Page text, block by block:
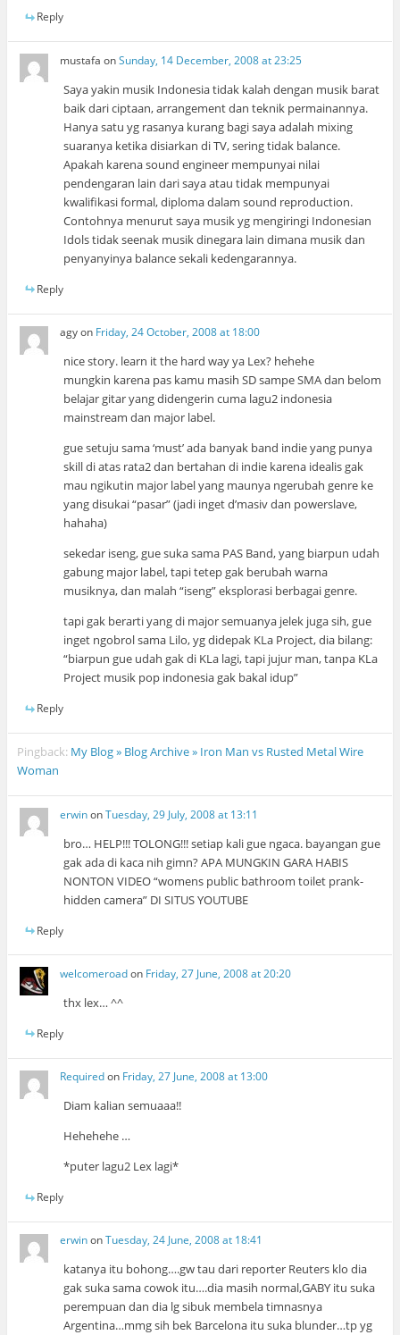
Reply
mustafa onSunday, 14 December, 2008 at 23:25
Saya yakin musik Indonesia tidak kalah dengan musik barat
baik dari ciptaan, arrangement dan teknik permainannya.
Hanya satu yg rasanya kurang bagi saya adalah mixing
suaranya ketika disiarkan di TV, sering tidak balance.
Apakah karena sound engineer mempunyai nilai
pendengaran lain dari saya atau tidak mempunyai
kwalifikasi formal, diploma dalam sound reproduction.
Contohnya menurut saya musik yg mengiringi Indonesian
Idols tidak seenak musik dinegara lain dimana musik dan
penyanyinya balance sekali kedengarannya.
Reply
agyon Friday, 24 October, 2008 at 18:00
nice story. learn it the hard way ya Lex? hehehe
mungkin karena pas kamu masih SD sampe SMA dan belom
belajar gitar yang didengerin cuma lagu2 indonesia
mainstream dan major label.
gue setuju sama ‘must’ ada banyak band indie yang punya
skill di atas rata2 dan bertahan di indie karena idealis gak
mau ngikutin major label yang maunya ngerubah genre ke
yang disukai “pasar” (jadi inget d’masiv dan powerslave,
hahaha)
sekedar iseng, gue suka sama PAS Band, yang biarpun udah
gabung major label, tapi tetep gak berubah warna
musiknya, dan malah “iseng” eksplorasi berbagai genre.
tapi gak berarti yang di major semuanya jelek juga sih, gue
inget ngobrol sama Lilo, yg didepak KLa Project, dia bilang:
“biarpun gue udah gak di KLa lagi, tapi jujur man, tanpa KLa
Project musik pop indonesia gak bakal idup”
Reply
Pingback: My Blog » Blog Archive » Iron Man vs Rusted Metal Wire
Woman
erwinonTuesday, 29 July, 2008 at 13:11
bro… HELP!!! TOLONG!!! setiap kali gue ngaca. bayangan gue
gak ada di kaca nih gimn? APA MUNGKIN GARA HABIS
NONTON VIDEO “womens public bathroom toilet prank-
hidden camera” DI SITUS YOUTUBE
Reply
welcomeroadon Friday, 27 June, 2008 at 20:20
thx lex… ^^
Reply
Requiredon Friday, 27 June, 2008 at 13:00
Diam kalian semuaaa!!
Hehehehe …
*puter lagu2 Lex lagi*
Reply
erwinonTuesday, 24 June, 2008 at 18:41
katanya itu bohong….gw tau dari reporter Reuters klo dia
gak suka sama cowok itu….dia masih normal,GABY itu suka
perempuan dan dia lg sibuk membela timnasnya
Argentina…mmg sih bek Barcelona itu suka blunder…tp yg